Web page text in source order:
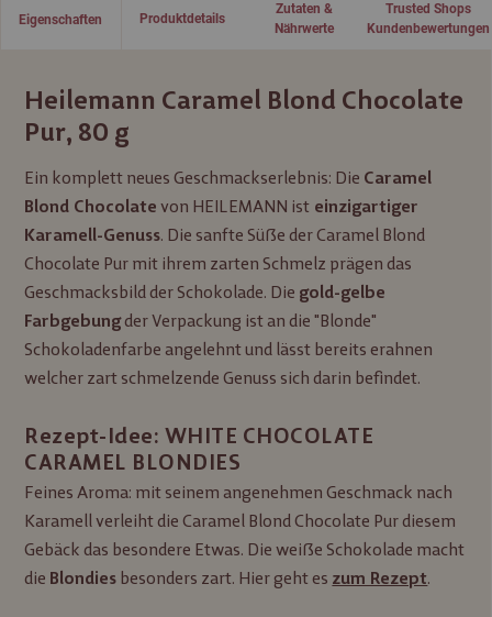
Eigenschaften
Heilemann Caramel Blond Chocolate
Pur, 80 g
Ein komplett neues Geschmackserlebnis: Die Caramel
Blond Chocolate von HEILEMANN ist einzigartiger
Karamell-Genuss. Die sanfte Süße der Caramel Blond
Chocolate Pur mit ihrem zarten Schmelz prägen das
Geschmacksbild der Schokolade. Die gold-gelbe
Farbgebungder Verpackung ist an die "Blonde"
Schokoladenfarbe angelehnt und lässt bereits erahnen
welcher zart schmelzende Genuss sich darin befindet.
Rezept-Idee: WHITE CHOCOLATE
CARAMEL BLONDIES
Feines Aroma: mit seinem angenehmen Geschmack nach
Karamell verleiht die Caramel Blond Chocolate Pur diesem
Gebäck das besondere Etwas. Die weiße Schokolade macht
die Blondies besonders zart. Hier geht es zum Rezept.
Produktdetails
Zutaten &
Nährwerte
Trusted Shops
Kundenbewertungen